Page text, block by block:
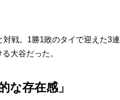
戦。1勝1敗のタイで迎えた3連
大谷だった。
な存在感」